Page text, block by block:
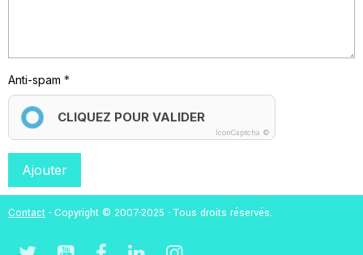
Anti-spam
CLIQUEZ POUR VALIDER
IconCaptcha ©
Ajouter
Contact - Copyright © 2007-2025 - Tous droits réservés.